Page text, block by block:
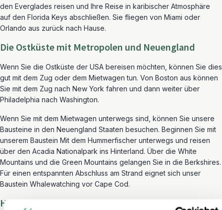
den Everglades reisen und Ihre Reise in karibischer Atmosphäre
auf den Florida Keys abschließen. Sie fliegen von Miami oder
Orlando aus zurück nach Hause.
Die Ostküste mit Metropolen und Neuengland
Wenn Sie die Ostküste der USA bereisen möchten, können Sie dies
gut mit dem Zug oder dem Mietwagen tun. Von Boston aus können
Sie mit dem Zug nach New York fahren und dann weiter über
Philadelphia nach Washington.
Wenn Sie mit dem Mietwagen unterwegs sind, können Sie unsere
Bausteine in den Neuengland Staaten besuchen. Beginnen Sie mit
unserem Baustein Mit dem Hummerfischer unterwegs und reisen
über den Acadia Nationalpark ins Hinterland. Über die White
Mountains und die Green Mountains gelangen Sie in die Berkshires.
Für einen entspannten Abschluss am Strand eignet sich unser
Baustein Whalewatching vor Cape Cod.
Hawaii